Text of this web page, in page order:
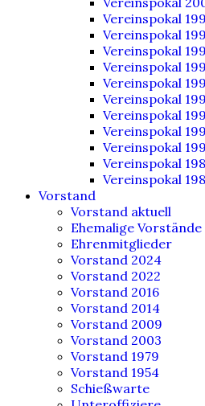
Vereinspokal
Vereinspokal
Vereinspokal
Vereinspokal
Vereinspokal
Vereinspokal
Vereinspokal
Vereinspokal
Vereinspokal
Vereinspokal
Vereinspokal
Vorstand
Vorstand aktuell
Ehemalige Vorstände
Ehrenmitglieder
Vorstand 2024
Vorstand 2022
Vorstand 2016
Vorstand 2014
Vorstand 2009
Vorstand 2003
Vorstand 1979
Vorstand 1954
Schießwarte